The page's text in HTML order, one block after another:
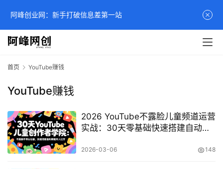
首页 YouTube赚钱
YouTube赚钱
2026 YouTube不露脸儿童频道运营
实战：30天零基础快速搭建自动化
2026-03-06 148
阿峰创业网：新手打破信息差第一站